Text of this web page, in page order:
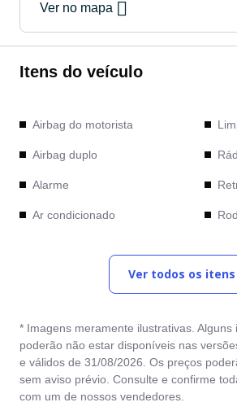
Ver no mapa
Itens do veículo
Airbag do motorista
Airbag duplo
Alarme
Ar condicionado
Entrada USB
Freio ABS
Kit Multimídia
de
Ver todos os itens
* Imagens meramente ilustrativas.
poderão não estar disponíveis nas
e válidos de 31/08/2026. Os preços
sem aviso prévio. Consulte e confirme
com um de nossos vendedores.